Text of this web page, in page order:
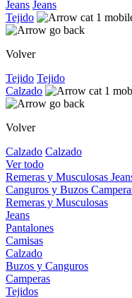
Jeans Jeans
Tejido
Volver
Tejido Tejido
Calzado
Volver
Calzado Calzado
Ver todo
Remeras y Musculosas
Canguros y Buzos
Remeras y Musculosas
Jeans
Pantalones
Camisas
Calzado
Buzos y Canguros
Camperas
Tejidos